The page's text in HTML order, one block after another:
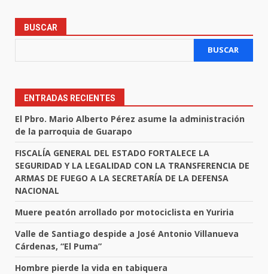
BUSCAR
BUSCAR
ENTRADAS RECIENTES
El Pbro. Mario Alberto Pérez asume la administración
de la parroquia de Guarapo
FISCALÍA GENERAL DEL ESTADO FORTALECE LA
SEGURIDAD Y LA LEGALIDAD CON LA TRANSFERENCIA DE
ARMAS DE FUEGO A LA SECRETARÍA DE LA DEFENSA
NACIONAL
Muere peatón arrollado por motociclista en Yuriria
Valle de Santiago despide a José Antonio Villanueva
Cárdenas, “El Puma”
Hombre pierde la vida en tabiquera